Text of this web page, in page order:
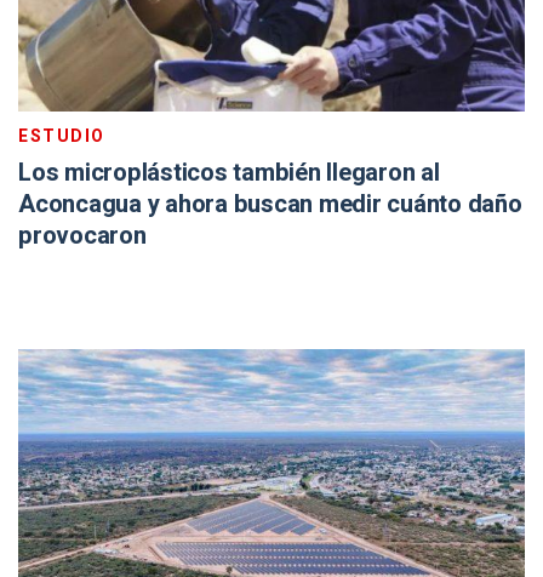
ESTUDIO
Los microplásticos también llegaron al
Aconcagua y ahora buscan medir cuánto daño
provocaron